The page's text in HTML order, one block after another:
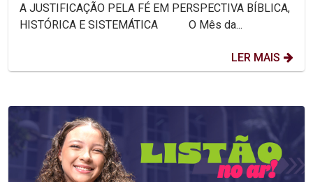
A JUSTIFICAÇÃO PELA FÉ EM PERSPECTIVA BÍBLICA,
HISTÓRICA E SISTEMÁTICA O Mês da...
LER MAIS